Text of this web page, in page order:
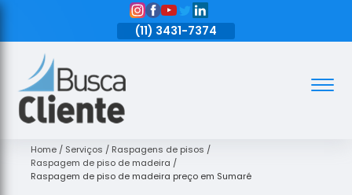
(11) 3431-7374
Assoalhos
de Madeira
Decks de
Home Serviços
Raspagens de pisos
Raspagem de piso de madeira
Raspagem de piso de madeira preço em Sumaré